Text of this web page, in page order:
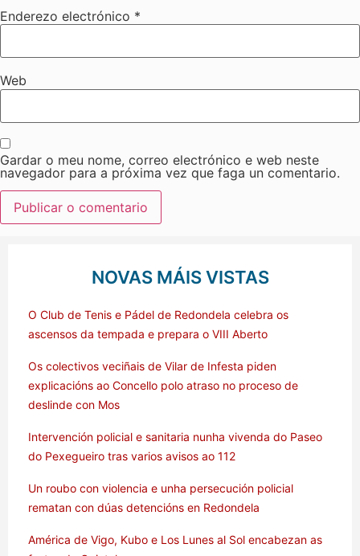
Enderezo electrónico *
Web
Gardar o meu nome, correo electrónico e web neste
navegador para a próxima vez que faga un comentario.
NOVAS MÁIS VISTAS
O Club de Tenis e Pádel de Redondela celebra os
ascensos da tempada e prepara o VIII Aberto
Os colectivos veciñais de Vilar de Infesta piden
explicacións ao Concello polo atraso no proceso de
deslinde con Mos
Intervención policial e sanitaria nunha vivenda do Paseo
do Pexegueiro tras varios avisos ao 112
Un roubo con violencia e unha persecución policial
rematan con dúas detencións en Redondela
América de Vigo, Kubo e Los Lunes al Sol encabezan as